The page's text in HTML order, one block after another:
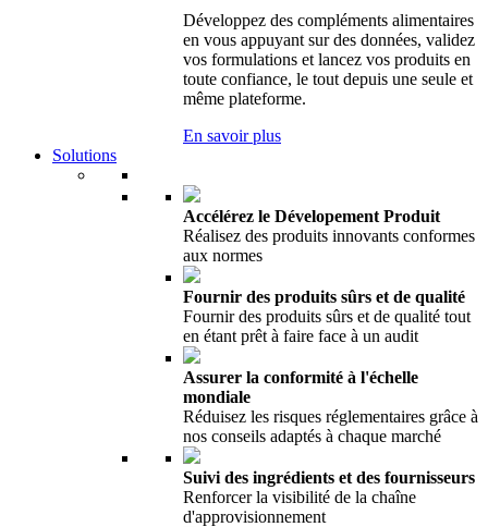
Développez des compléments alimentaires
en vous appuyant sur des données, validez
vos formulations et lancez vos produits en
toute confiance, le tout depuis une seule et
même plateforme.
En savoir plus
Solutions
Accélérez le Dévelopement Produit
Réalisez des produits innovants conformes
aux normes
Fournir des produits sûrs et de qualité
Fournir des produits sûrs et de qualité tout
en étant prêt à faire face à un audit
Assurer la conformité à l'échelle
mondiale
Réduisez les risques réglementaires grâce à
nos conseils adaptés à chaque marché
Suivi des ingrédients et des fournisseurs
Renforcer la visibilité de la chaîne
d'approvisionnement